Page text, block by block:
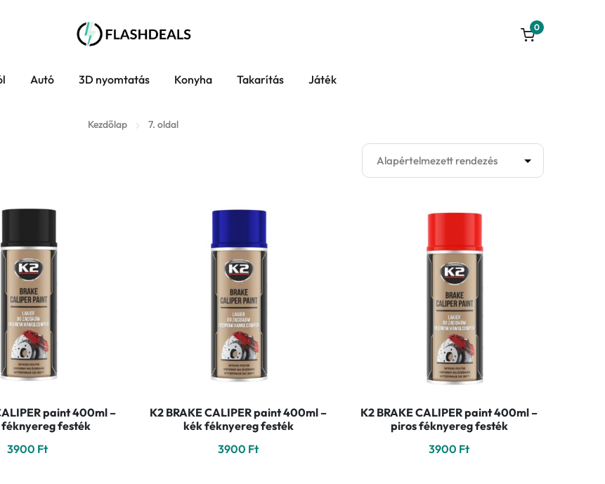
0
Autó 3D nyomtatás Konyha Takarítás Játék
Kezdőlap 7. oldal
paint 400ml –
festék
3900 Ft
K2 BRAKE CALIPER paint 400ml –
kék féknyereg festék
3900 Ft
K2 BRAKE CALIPER paint 400ml –
piros féknyereg festék
3900 Ft